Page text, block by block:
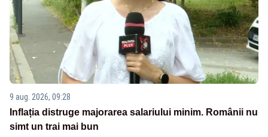
9 aug. 2026, 09:28
Inflația distruge majorarea salariului minim. Românii nu
simt un trai mai bun